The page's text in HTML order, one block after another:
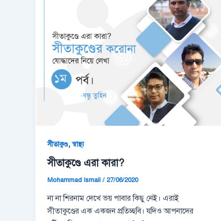
সীতাকুণ্ড,স্বাস্থ্য
সীতাকুণ্ডে এরা কারা?
Mohammad Ismail /27/06/2020
না না শিরনাম দেখে ভয় পাবার কিছু নেই। এরাই
সীতাকুণ্ডের এক একজন প্রতিচ্ছবি। যদিও আপনাদের